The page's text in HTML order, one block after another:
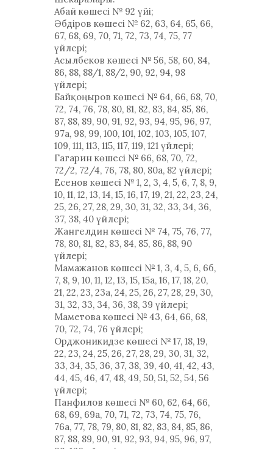
Абай көшесі № 92 үйі;
Әбдіров көшесі № 62, 63, 64, 65, 66,
67, 68, 69, 70, 71, 72, 73, 74, 75, 77
үйлері;
Асылбеков көшесі № 56, 58, 60, 84,
86, 88, 88/1, 88/2, 90, 92, 94, 98
үйлері;
Байқоңыров көшесі № 64, 66, 68, 70,
72, 74, 76, 78, 80, 81, 82, 83, 84, 85, 86,
87, 88, 89, 90, 91, 92, 93, 94, 95, 96, 97,
97а, 98, 99, 100, 101, 102, 103, 105, 107,
109, 111, 113, 115, 117, 119, 121 үйлері;
Гагарин көшесі № 66, 68, 70, 72,
72/2, 72/4, 76, 78, 80, 80а, 82 үйлері;
Есенов көшесі № 1, 2, 3, 4, 5, 6, 7, 8, 9,
10, 11, 12, 13, 14, 15, 16, 17, 19, 21, 22, 23, 24,
25, 26, 27, 28, 29, 30, 31, 32, 33, 34, 36,
37, 38, 40 үйлері;
Жангелдин көшесі № 74, 75, 76, 77,
78, 80, 81, 82, 83, 84, 85, 86, 88, 90
үйлері;
Мамажанов көшесі № 1, 3, 4, 5, 6, 6б,
7, 8, 9, 10, 11, 12, 13, 15, 15а, 16, 17, 18, 20,
21, 22, 23, 23а, 24, 25, 26, 27, 28, 29, 30,
31, 32, 33, 34, 36, 38, 39 үйлері;
Маметова көшесі № 43, 64, 66, 68,
70, 72, 74, 76 үйлері;
Орджоникидзе көшесі № 17, 18, 19,
22, 23, 24, 25, 26, 27, 28, 29, 30, 31, 32,
33, 34, 35, 36, 37, 38, 39, 40, 41, 42, 43,
44, 45, 46, 47, 48, 49, 50, 51, 52, 54, 56
үйлері;
Панфилов көшесі № 60, 62, 64, 66,
68, 69, 69а, 70, 71, 72, 73, 74, 75, 76,
76а, 77, 78, 79, 80, 81, 82, 83, 84, 85, 86,
87, 88, 89, 90, 91, 92, 93, 94, 95, 96, 97,